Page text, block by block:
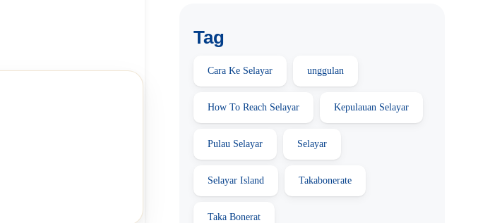
Tag
Cara Ke Selayar unggulan
How To Reach Selayar Kepulauan Selayar
Pulau Selayar Selayar
Selayar Island Takabonerate
Taka Bonerat